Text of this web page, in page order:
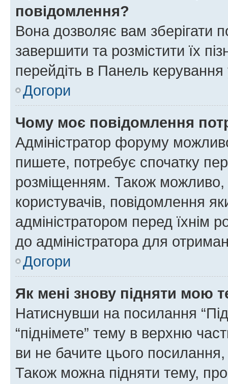
повідомлення?
Вона дозволяє вам зберігати
завершити та розмістити їх
перейдіть в Панель керування
Догори
Чому моє повідомлення
Адміністратор форуму
пишете, потребує спочатку
розміщенням. Також можливо,
користувачів, повідомлення
адміністратором перед їхнім
до адміністратора для
Догори
Як мені знову підняти мою
Натиснувши на посилання
“піднімете” тему в верхню
ви не бачите цього
Також можна підняти тему,